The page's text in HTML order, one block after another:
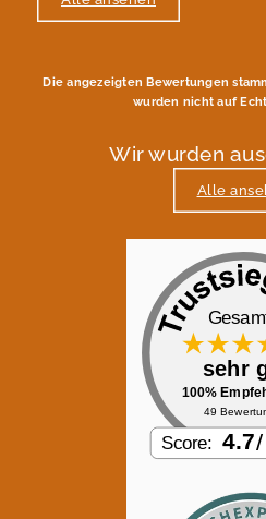
Die angezeigten Bewertungen
wurden nicht auf
Wir wurden
Alle